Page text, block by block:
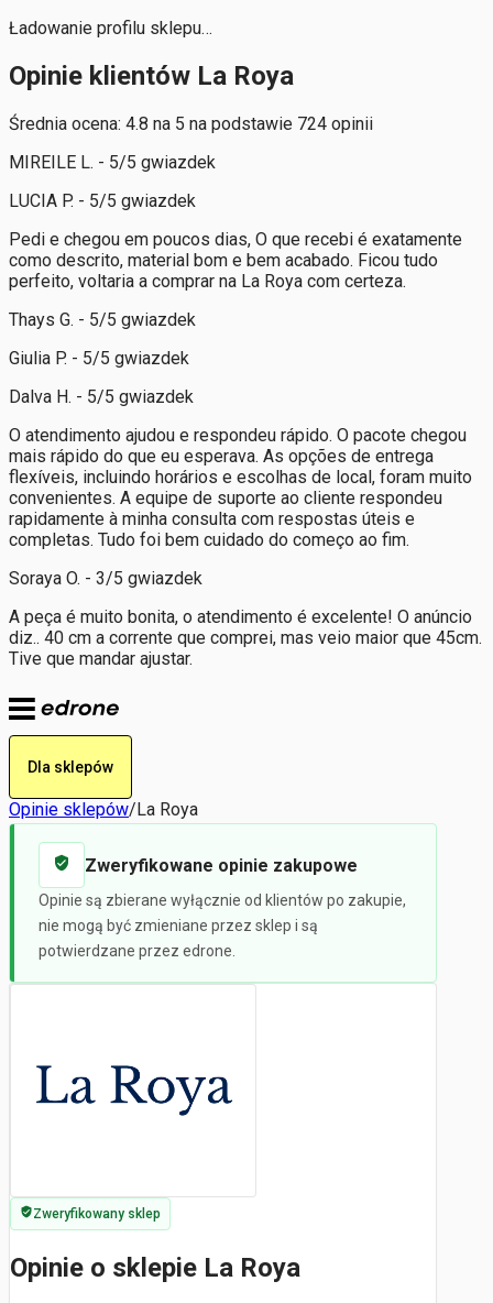
Ładowanie profilu sklepu…
Opinie klientów La Roya
Średnia ocena: 4.8 na 5 na podstawie 724 opinii
MIREILE L. - 5/5 gwiazdek
LUCIA P. - 5/5 gwiazdek
Pedi e chegou em poucos dias, O que recebi é exatamente
como descrito, material bom e bem acabado. Ficou tudo
perfeito, voltaria a comprar na La Roya com certeza.
Thays G. - 5/5 gwiazdek
Giulia P. - 5/5 gwiazdek
Dalva H. - 5/5 gwiazdek
O atendimento ajudou e respondeu rápido. O pacote chegou
mais rápido do que eu esperava. As opções de entrega
flexíveis, incluindo horários e escolhas de local, foram muito
convenientes. A equipe de suporte ao cliente respondeu
rapidamente à minha consulta com respostas úteis e
completas. Tudo foi bem cuidado do começo ao fim.
Soraya O. - 3/5 gwiazdek
A peça é muito bonita, o atendimento é excelente! O anúncio
diz.. 40 cm a corrente que comprei, mas veio maior que 45cm.
Tive que mandar ajustar.
Dla sklepów
Opinie sklepów/La Roya
Zweryfikowane opinie zakupowe
Opinie są zbierane wyłącznie od klientów po zakupie,
nie mogą być zmieniane przez sklep i są
potwierdzane przez edrone.
Zweryfikowany sklep
Opinie o sklepie La Roya